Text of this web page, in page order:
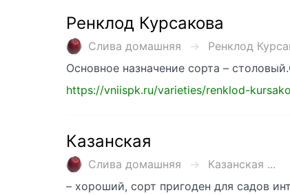
Ренклод Курсакова
Слива домашняя
Ренклод
Основное назначение сорта –
https://vniispk.ru/varieties/renklod-
Казанская
Слива домашняя
Казанская ...
– хороший, сорт пригоден для садов